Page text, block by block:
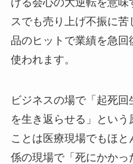
スでも売り上げ不振に
品のヒットで業績を急回
使われます。
ビジネスの場で「起死
を生き返らせる」とい
ことは医療現場でもほ
係の現場で「死にかかっ